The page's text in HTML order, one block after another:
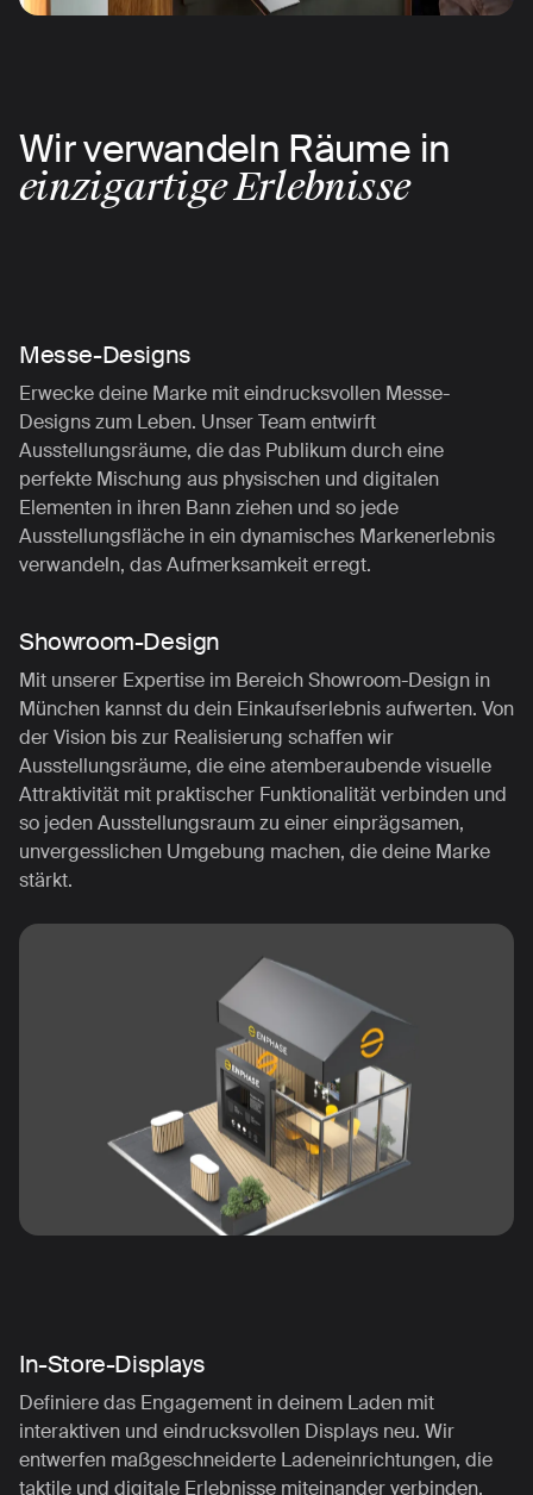
Wir verwandeln Räume in
einzigartige Erlebnisse
Messe-Designs
Erwecke deine Marke mit eindrucksvollen Messe-
Designs zum Leben. Unser Team entwirft
Ausstellungsräume, die das Publikum durch eine
perfekte Mischung aus physischen und digitalen
Elementen in ihren Bann ziehen und so jede
Ausstellungsfläche in ein dynamisches Markenerlebnis
verwandeln, das Aufmerksamkeit erregt.
Showroom-Design
Mit unserer Expertise im Bereich Showroom-Design in
München kannst du dein Einkaufserlebnis aufwerten. Von
der Vision bis zur Realisierung schaffen wir
Ausstellungsräume, die eine atemberaubende visuelle
Attraktivität mit praktischer Funktionalität verbinden und
so jeden Ausstellungsraum zu einer einprägsamen,
unvergesslichen Umgebung machen, die deine Marke
stärkt.
In-Store-Displays
Definiere das Engagement in deinem Laden mit
interaktiven und eindrucksvollen Displays neu. Wir
entwerfen maßgeschneiderte Ladeneinrichtungen, die
taktile und digitale Erlebnisse miteinander verbinden,